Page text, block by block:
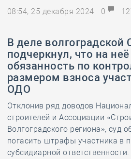
08:54, 25 декабря 2024
0
В деле волгоградской
подчеркнул, что на
обязанность по
размером взноса
ОДО
Отклонив ряд доводов
строителей и Ассоциации
Волгоградского региона», суд
погасить штрафы участника в
субсидиарной ответственности.